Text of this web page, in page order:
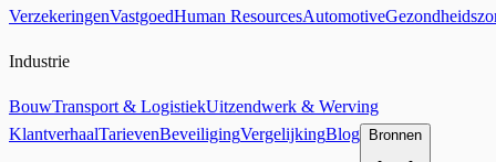
VerzekeringenVastgoedHuman ResourcesAutomotive
Industrie
BouwTransport & LogistiekUitzendwerk & Werving
KlantverhaalTarievenBeveiligingVergelijkingBlog Bronnen